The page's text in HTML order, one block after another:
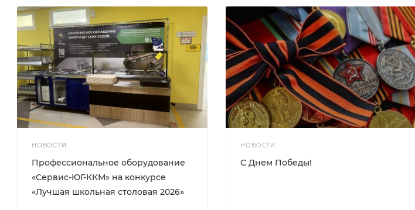
НОВОСТИ
Профессиональное оборудование
«Сервис-ЮГ-ККМ» на конкурсе
«Лучшая школьная столовая 2026»
НОВОСТИ
С Днем Победы!